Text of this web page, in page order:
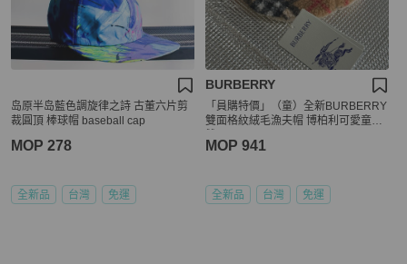
岛原半岛藍色調旋律之詩 古董六片剪
裁圓頂 棒球帽 baseball cap
MOP 278
全新品 台灣 免運
BURBERRY
「員購特價」（童）全新BURBERRY
雙面格紋絨毛漁夫帽 博柏利可愛童帽
MOP 941
全新品 台灣 免運